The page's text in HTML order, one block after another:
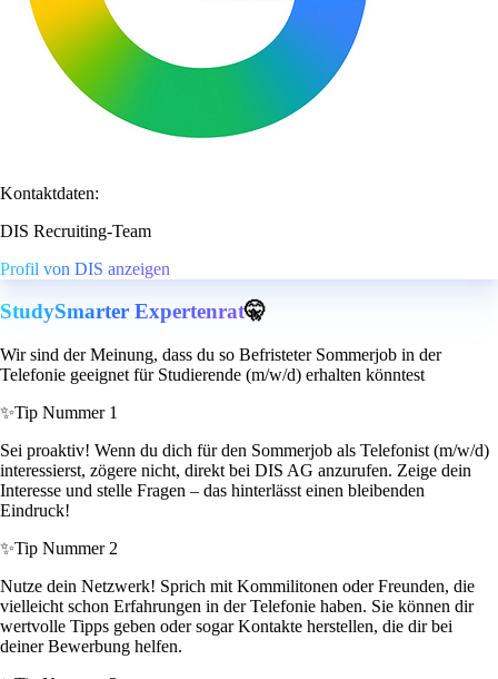
Kontaktdaten:
DIS Recruiting-Team
Profil von DIS anzeigen
StudySmarter Expertenrat🤫
Wir sind der Meinung, dass du so Befristeter Sommerjob in der
Telefonie geeignet für Studierende (m/w/d) erhalten könntest
✨Tip Nummer 1
Sei proaktiv! Wenn du dich für den Sommerjob als Telefonist (m/w/d)
interessierst, zögere nicht, direkt bei DIS AG anzurufen. Zeige dein
Interesse und stelle Fragen – das hinterlässt einen bleibenden
Eindruck!
✨Tip Nummer 2
Nutze dein Netzwerk! Sprich mit Kommilitonen oder Freunden, die
vielleicht schon Erfahrungen in der Telefonie haben. Sie können dir
wertvolle Tipps geben oder sogar Kontakte herstellen, die dir bei
deiner Bewerbung helfen.